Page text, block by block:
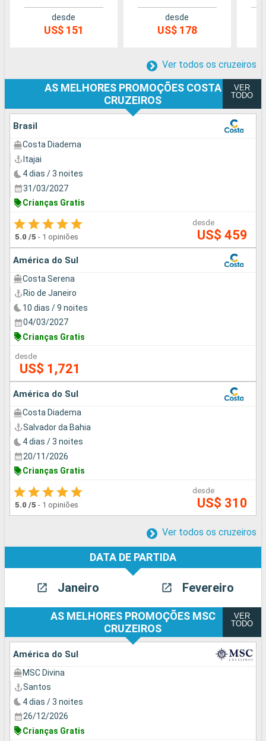
desde
US$ 151
desde
US$ 178
Ver todos os cruzeiros
AS MELHORES PROMOÇÕES COSTA
CRUZEIROS
VER
TODO
Brasil
Costa Diadema
Itajai
4 dias / 3 noites
31/03/2027
Crianças Gratis
5.0 /5 - 1 opiniões
desde
US$ 459
América do Sul
Costa Serena
Rio de Janeiro
10 dias / 9 noites
04/03/2027
Crianças Gratis
desde
US$ 1,721
América do Sul
Costa Diadema
Salvador da Bahia
4 dias / 3 noites
20/11/2026
Crianças Gratis
5.0 /5 - 1 opiniões
desde
US$ 310
Ver todos os cruzeiros
DATA DE PARTIDA
Janeiro Fevereiro
AS MELHORES PROMOÇÕES MSC
CRUZEIROS
VER
TODO
América do Sul
MSC Divina
Santos
4 dias / 3 noites
26/12/2026
Crianças Gratis